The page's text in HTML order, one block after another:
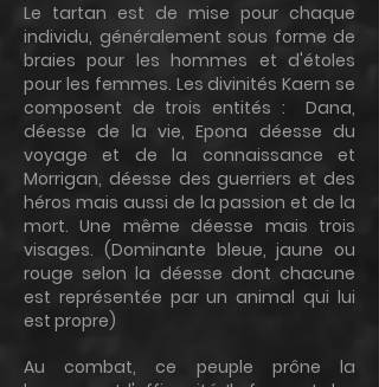
Le tartan est de mise pour chaque
individu, généralement sous forme de
braies pour les hommes et d'étoles
pour les femmes. Les divinités Kaern se
composent de trois entités : Dana,
déesse de la vie, Epona déesse du
voyage et de la connaissance et
Morrigan, déesse des guerriers et des
héros mais aussi de la passion et de la
mort. Une même déesse mais trois
visages. (Dominante bleue, jaune ou
rouge selon la déesse dont chacune
est représentée par un animal qui lui
est propre)
Au combat, ce peuple prône la